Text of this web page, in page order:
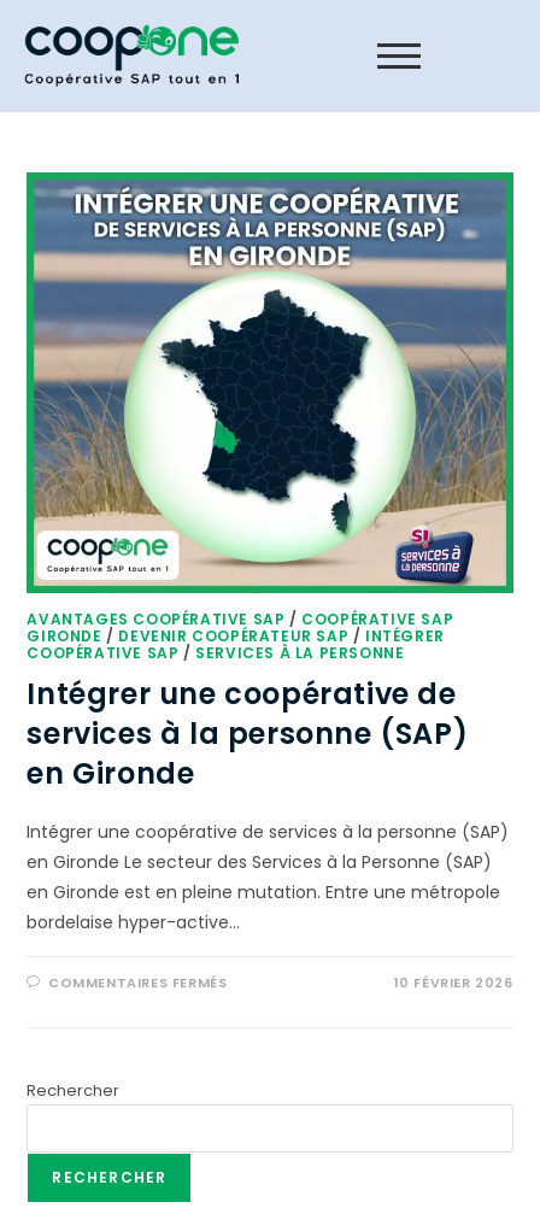
AVANTAGES COOPÉRATIVE SAP / COOPÉRATIVE SAP
GIRONDE / DEVENIR COOPÉRATEUR SAP / INTÉGRER
COOPÉRATIVE SAP / SERVICES À LA PERSONNE
Intégrer une coopérative de
services à la personne (SAP)
en Gironde
Intégrer une coopérative de services à la personne (SAP)
en Gironde Le secteur des Services à la Personne (SAP)
en Gironde est en pleine mutation. Entre une métropole
bordelaise hyper-active…
COMMENTAIRES FERMÉS 10 FÉVRIER 2026
Rechercher
RECHERCHER